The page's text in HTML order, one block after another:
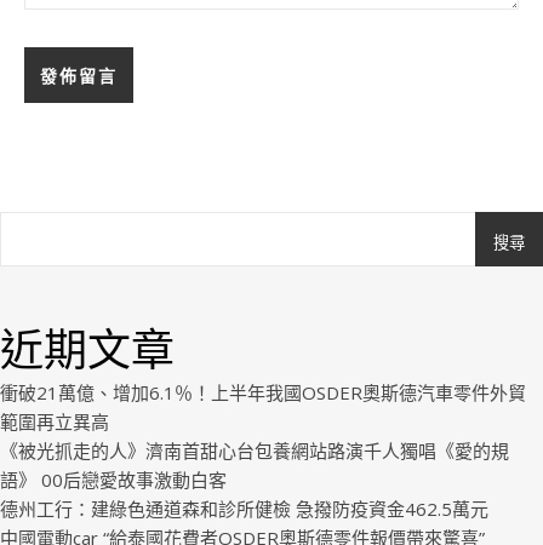
搜尋
近期文章
衝破21萬億、增加6.1％！上半年我國OSDER奧斯德汽車零件外貿
範圍再立異高
《被光抓走的人》濟南首甜心台包養網站路演千人獨唱《愛的規
語》 00后戀愛故事激動白客
德州工行：建綠色通道森和診所健檢 急撥防疫資金462.5萬元
中國電動car “給泰國花費者OSDER奧斯德零件報價帶來驚喜”
Royal.